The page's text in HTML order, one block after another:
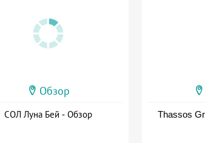
Обзор
СОЛ Луна Бей - Обзор Thassos